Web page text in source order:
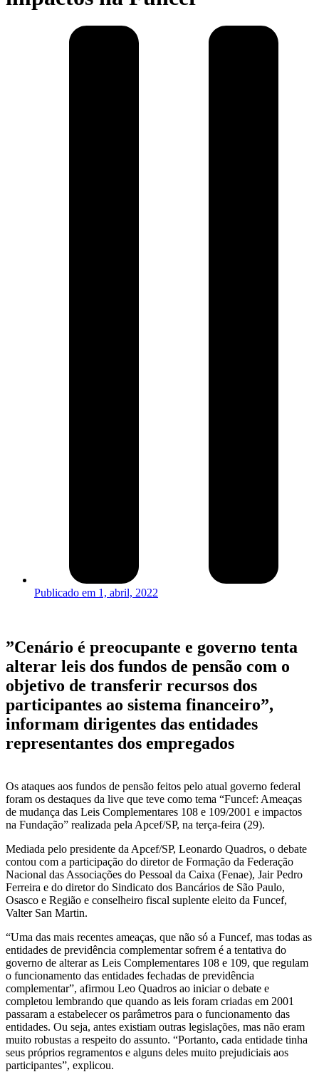
Publicado em 1, abril, 2022
”Cenário é preocupante e governo tenta
alterar leis dos fundos de pensão com o
objetivo de transferir recursos dos
participantes ao sistema financeiro”,
informam dirigentes das entidades
representantes dos empregados
Os ataques aos fundos de pensão feitos pelo atual governo federal
foram os destaques da live que teve como tema “Funcef: Ameaças
de mudança das Leis Complementares 108 e 109/2001 e impactos
na Fundação” realizada pela Apcef/SP, na terça-feira (29).
Mediada pelo presidente da Apcef/SP, Leonardo Quadros, o debate
contou com a participação do diretor de Formação da Federação
Nacional das Associações do Pessoal da Caixa (Fenae), Jair Pedro
Ferreira e do diretor do Sindicato dos Bancários de São Paulo,
Osasco e Região e conselheiro fiscal suplente eleito da Funcef,
Valter San Martin.
“Uma das mais recentes ameaças, que não só a Funcef, mas todas as
entidades de previdência complementar sofrem é a tentativa do
governo de alterar as Leis Complementares 108 e 109, que regulam
o funcionamento das entidades fechadas de previdência
complementar”, afirmou Leo Quadros ao iniciar o debate e
completou lembrando que quando as leis foram criadas em 2001
passaram a estabelecer os parâmetros para o funcionamento das
entidades. Ou seja, antes existiam outras legislações, mas não eram
muito robustas a respeito do assunto. “Portanto, cada entidade tinha
seus próprios regramentos e alguns deles muito prejudiciais aos
participantes”, explicou.